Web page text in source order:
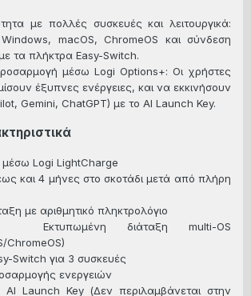
με πολλές συσκευές και λειτουργικά:
macOS, ChromeOS και σύνδεση
τα πλήκτρα Easy-Switch.
μέσω Logi Options+: Οι χρήστες
έξυπνες ενέργειες, και να εκκινήσουν
Gemini, ChatGPT) με το AI Launch Key.
Logi LightCharge
και 4 μήνες στο σκοτάδι μετά από πλήρη
με αριθμητικό πληκτρολόγιο
διάταξη multi-OS
ChromeOS)
για 3 συσκευές
ενεργειών
Key (Δεν περιλαμβάνεται στην